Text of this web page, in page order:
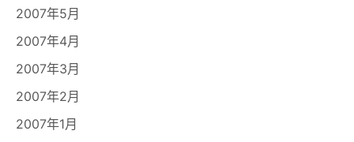
2007年5月
2007年4月
2007年3月
2007年2月
2007年1月